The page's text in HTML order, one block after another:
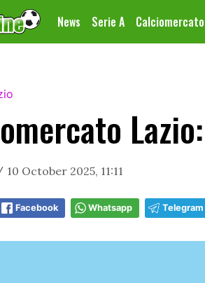
News Serie A Calciomercato
10 October 2025, 11:11
Facebook Whatsapp Telegram